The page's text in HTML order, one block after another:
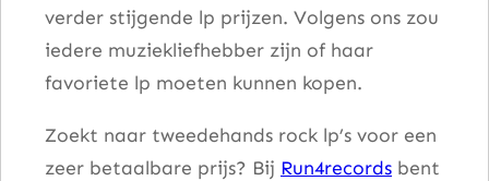
verder stijgende lp prijzen. Volgens ons zou
iedere muziekliefhebber zijn of haar
favoriete lp moeten kunnen kopen.
Zoekt naar tweedehands rock lp’s voor een
zeer betaalbare prijs? Bij Run4records bent